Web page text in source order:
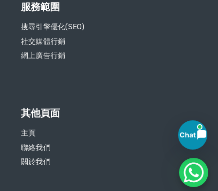
服務範圍
搜尋引擎優化(SEO)
社交媒體行銷
網上廣告行銷​
其他頁面
主頁
聯絡我們
關於我們
Chat